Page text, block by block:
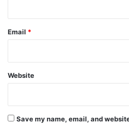
Email *
Website
Save my name, email, and